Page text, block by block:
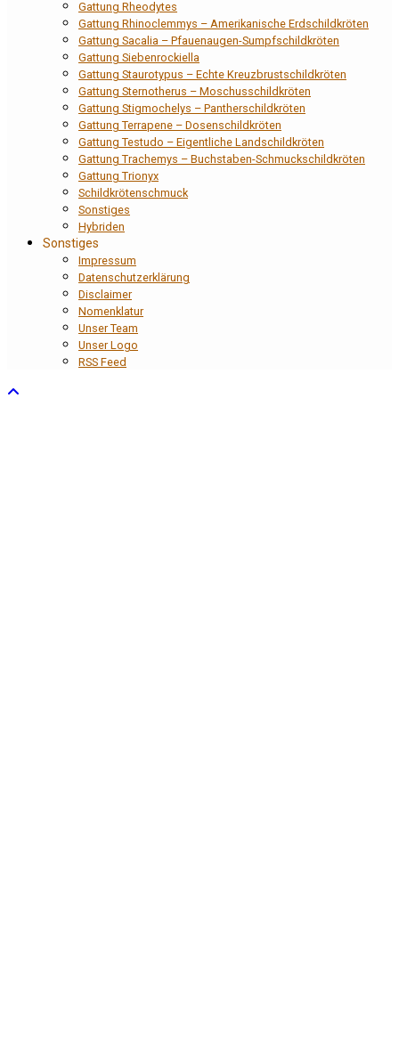
Gattung Rheodytes
Gattung Rhinoclemmys – Amerikanische Erdschildkröten
Gattung Sacalia – Pfauenaugen-Sumpfschildkröten
Gattung Siebenrockiella
Gattung Staurotypus – Echte Kreuzbrustschildkröten
Gattung Sternotherus – Moschusschildkröten
Gattung Stigmochelys – Pantherschildkröten
Gattung Terrapene – Dosenschildkröten
Gattung Testudo – Eigentliche Landschildkröten
Gattung Trachemys – Buchstaben-Schmuckschildkröten
Gattung Trionyx
Schildkrötenschmuck
Sonstiges
Hybriden
Sonstiges
Impressum
Datenschutzerklärung
Disclaimer
Nomenklatur
Unser Team
Unser Logo
RSS Feed